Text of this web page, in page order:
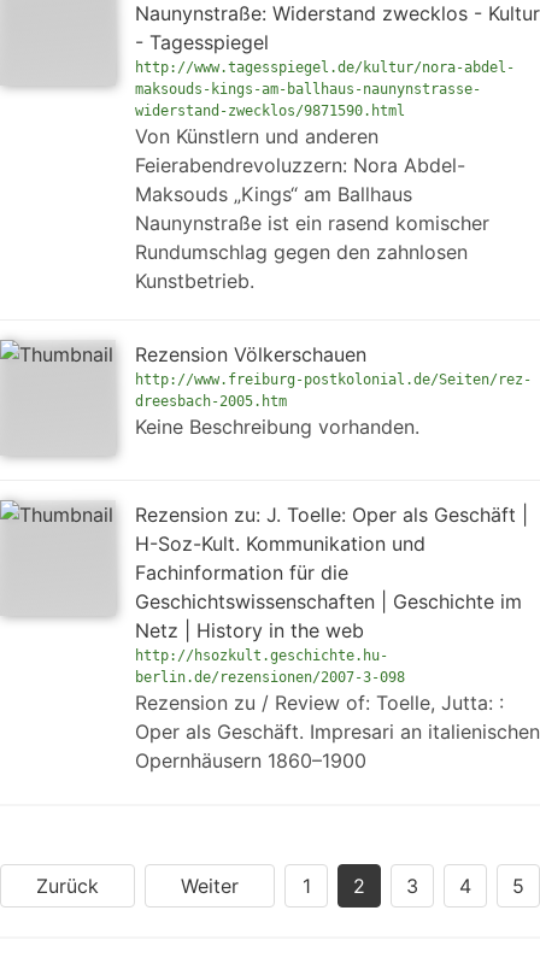
Naunynstraße: Widerstand zwecklos - Kultur
- Tagesspiegel
http://www.tagesspiegel.de/kultur/nora-abdel-
maksouds-kings-am-ballhaus-naunynstrasse-
widerstand-zwecklos/9871590.html
Von Künstlern und anderen
Feierabendrevoluzzern: Nora Abdel-
Maksouds „Kings“ am Ballhaus
Naunynstraße ist ein rasend komischer
Rundumschlag gegen den zahnlosen
Kunstbetrieb.
Rezension Völkerschauen
http://www.freiburg-postkolonial.de/Seiten/rez-
dreesbach-2005.htm
Keine Beschreibung vorhanden.
Rezension zu: J. Toelle: Oper als Geschäft |
H-Soz-Kult. Kommunikation und
Fachinformation für die
Geschichtswissenschaften | Geschichte im
Netz | History in the web
http://hsozkult.geschichte.hu-
berlin.de/rezensionen/2007-3-098
Rezension zu / Review of: Toelle, Jutta: :
Oper als Geschäft. Impresari an italienischen
Opernhäusern 1860–1900
Zurück Weiter 1 2 3 4 5